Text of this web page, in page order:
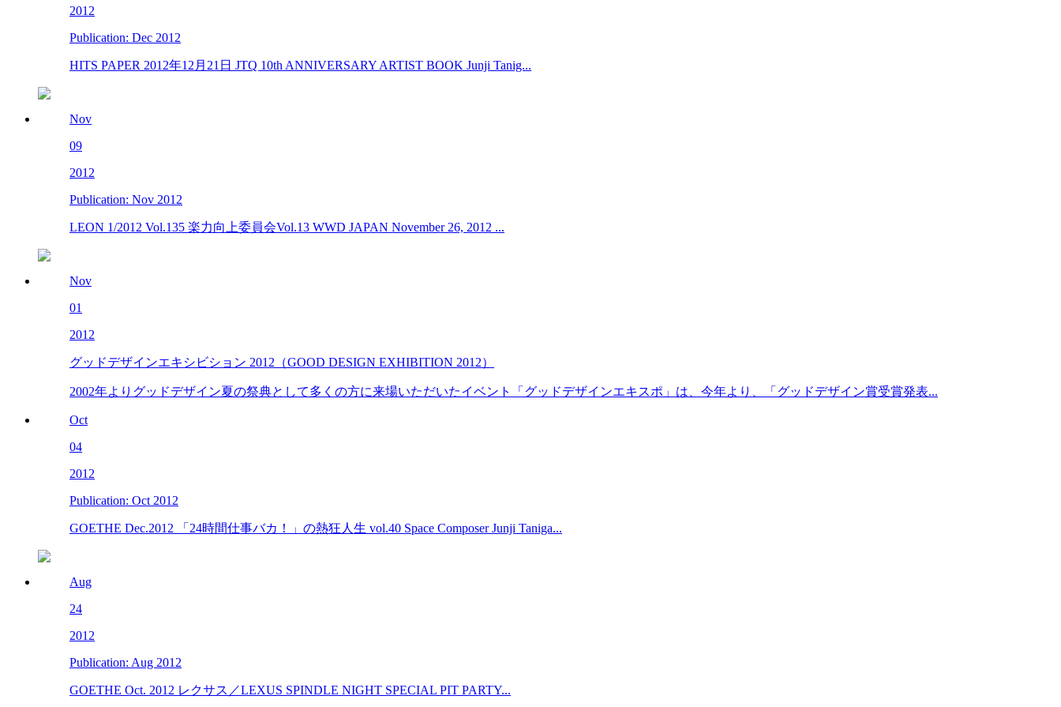
2012
Publication: Dec 2012
HITS PAPER 2012年12月21日 JTQ 10th ANNIVERSARY ARTIST BOOK Junji Tanig...
Nov
09
2012
Publication: Nov 2012
LEON 1/2012 Vol.135 楽力向上委員会Vol.13 WWD JAPAN November 26, 2012 ...
Nov
01
2012
グッドデザインエキシビション 2012（GOOD DESIGN EXHIBITION 2012）
2002年よりグッドデザイン夏の祭典として多くの方に来場いただいたイベント「グッドデザインエキスポ」は、今年より、「グッドデザイン賞受賞発表...
Oct
04
2012
Publication: Oct 2012
GOETHE Dec.2012 「24時間仕事バカ！」の熱狂人生 vol.40 Space Composer Junji Taniga...
Aug
24
2012
Publication: Aug 2012
GOETHE Oct. 2012 レクサス／LEXUS SPINDLE NIGHT SPECIAL PIT PARTY...